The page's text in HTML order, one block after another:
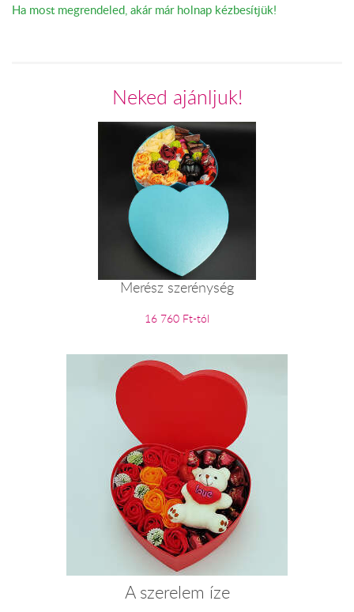
Ha most megrendeled, akár már holnap kézbesítjük!
Neked ajánljuk!
Merész szerénység
16 760 Ft-tól
A szerelem íze